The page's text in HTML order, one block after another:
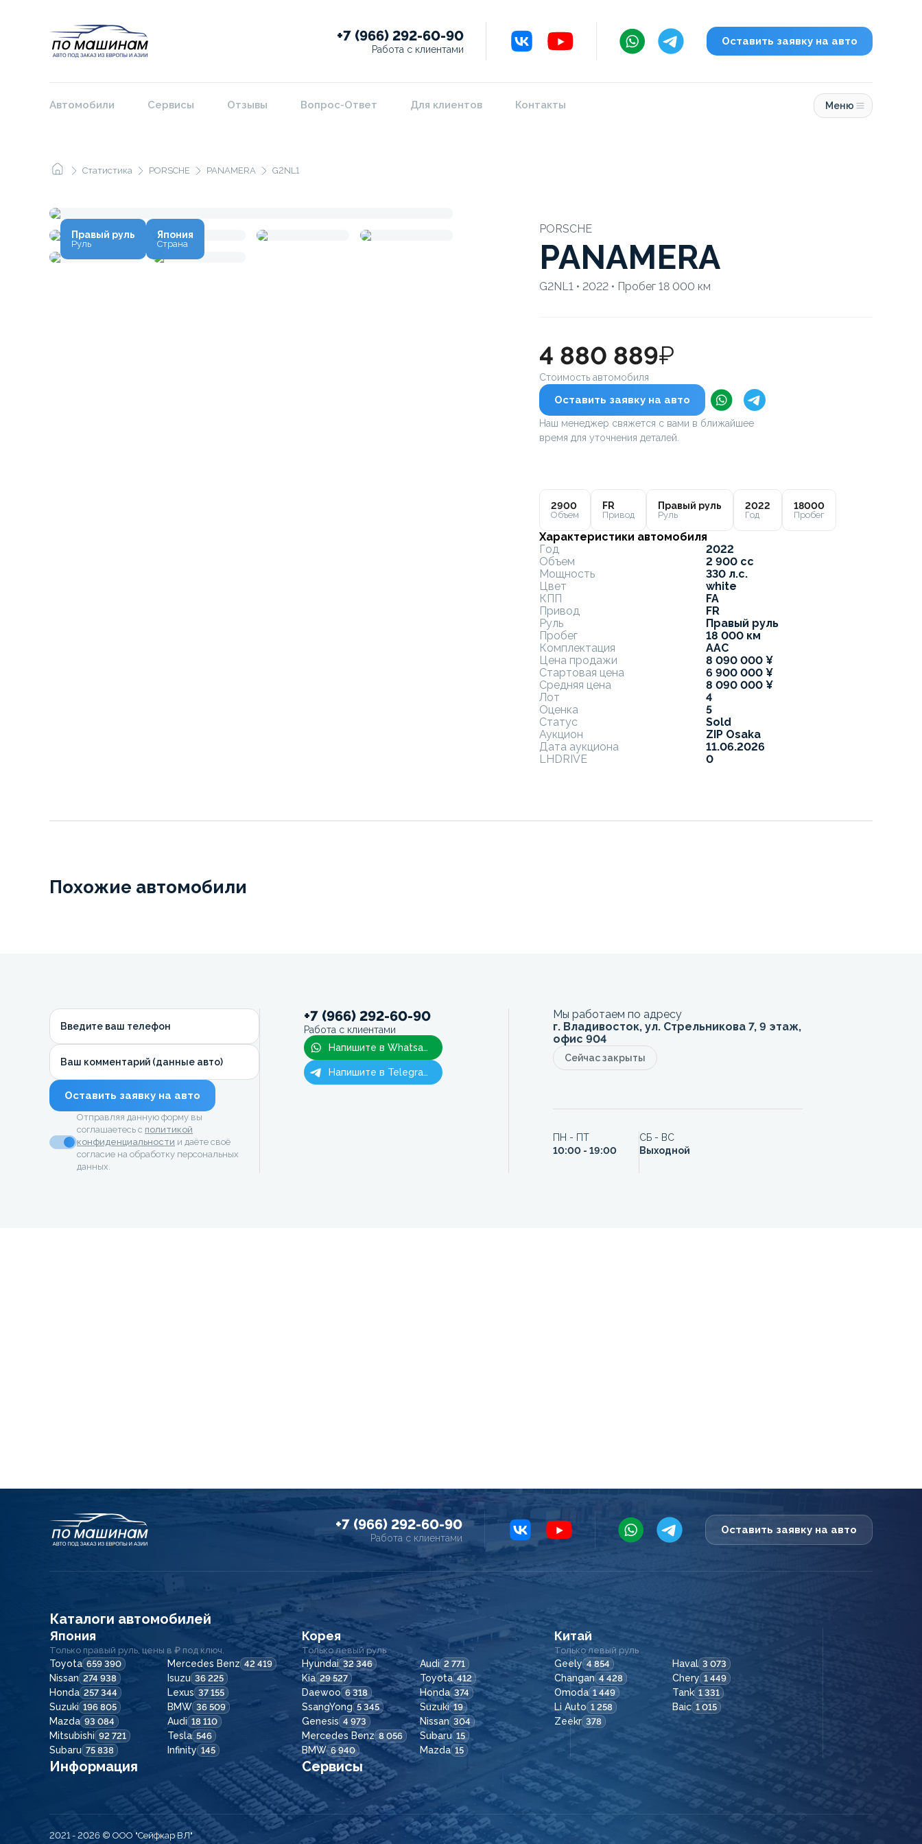
+7 (966) 292-60-90
Работа с клиентами
Оставить заявку на авто
Автомобили Сервисы Отзывы Вопрос-Ответ Для клиентов Контакты Меню
Статистика PORSCHE PANAMERA G2NL1
PORSCHE
PANAMERA
G2NL1 • 2022 • Пробег 18 000 км
Правый руль
Руль
Япония
Страна
4 880 889₽
Стоимость автомобиля
Оставить заявку на авто
Наш менеджер свяжется с вами в ближайшее
время для уточнения деталей.
2900
Объем
FR
Привод
Правый руль
Руль
2022
Год
18000
Пробег
Характеристики автомобиля
Год
2022
Объем
2 900 cc
Мощность
330 л.с.
Цвет
white
КПП
FA
Привод
FR
Руль
Правый руль
Пробег
18 000 км
Комплектация
AAC
Цена продажи
8 090 000 ¥
Стартовая цена
6 900 000 ¥
Средняя цена
8 090 000 ¥
Лот
4
Оценка
5
Статус
Sold
Аукцион
ZIP Osaka
Дата аукциона
11.06.2026
LHDRIVE
0
Похожие автомобили
Введите ваш телефон
Ваш комментарий (данные авто)
Оставить заявку на авто
Отправляя данную форму вы
соглашаетесь с политикой
конфиденциальности и даёте своё
согласие на обработку персональных
данных.
+7 (966) 292-60-90
Работа с клиентами
Напишите в Whatsapp
Напишите в Telegram
Мы работаем по адресу
г. Владивосток, ул. Стрельникова 7, 9 этаж,
офис 904
Сейчас закрыты
ПН - ПТ
10:00 - 19:00
СБ - ВС
Выходной
+7 (966) 292-60-90
Работа с клиентами
Оставить заявку на авто
Каталоги автомобилей
Япония
Только правый руль, цены в ₽ под ключ.
Toyota 659 390 Mercedes Benz 42 419
Nissan 274 938 Isuzu 36 225
Honda 257 344 Lexus 37 155
Suzuki 196 805 BMW 36 509
Mazda 93 084 Audi 18 110
Mitsubishi 92 721 Tesla 546
Subaru 75 838 Infinity 145
Корея
Только левый руль
Hyundai 32 346 Audi 2 771
Kia 29 527 Toyota 412
Daewoo 6 318 Honda 374
SsangYong 5 345 Suzuki 19
Genesis 4 973 Nissan 304
Mercedes Benz 8 056 Subaru 15
BMW 6 940 Mazda 15
Китай
Только левый руль
Geely 4 854 Haval 3 073
Changan 4 428 Chery 1 449
Omoda 1 449 Tank 1 331
Li Auto 1 258 Baic 1 015
Zeekr 378
Информация Сервисы
2021 - 2026 © ООО "Сейфкар ВЛ"